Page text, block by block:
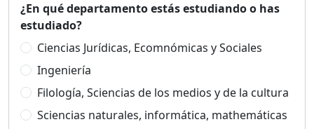
¿En qué departamento estás estudiando o has
estudiado?
Ciencias Jurídicas, Ecomnómicas y Sociales
Ingeniería
Filología, Sciencias de los medios y de la cultura
Sciencias naturales, informática, mathemáticas